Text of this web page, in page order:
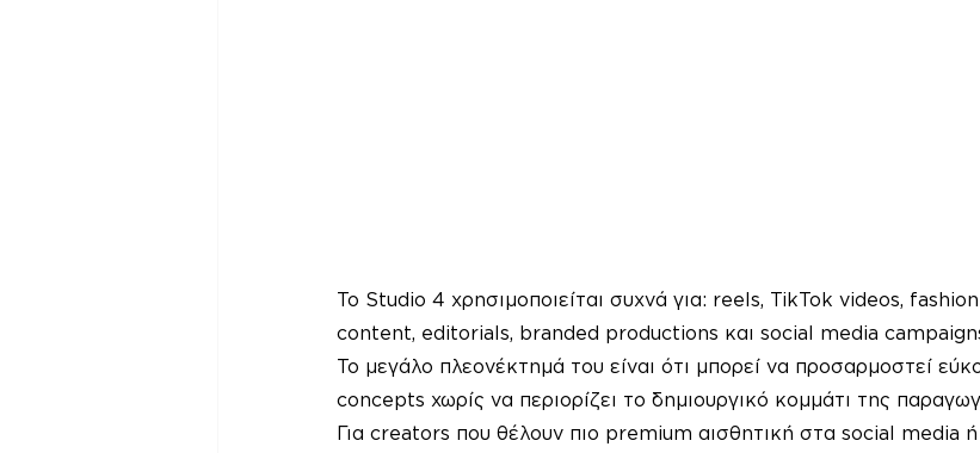
Το Studio 4 χρησιμοποιείται συχνά για: reels, TikTok videos,
content, editorials, branded productions και social media
Το μεγάλο πλεονέκτημά του είναι ότι μπορεί να προσαρμοστεί
concepts χωρίς να περιορίζει το δημιουργικό κομμάτι της
Για creators που θέλουν πιο premium αισθητική στα social media